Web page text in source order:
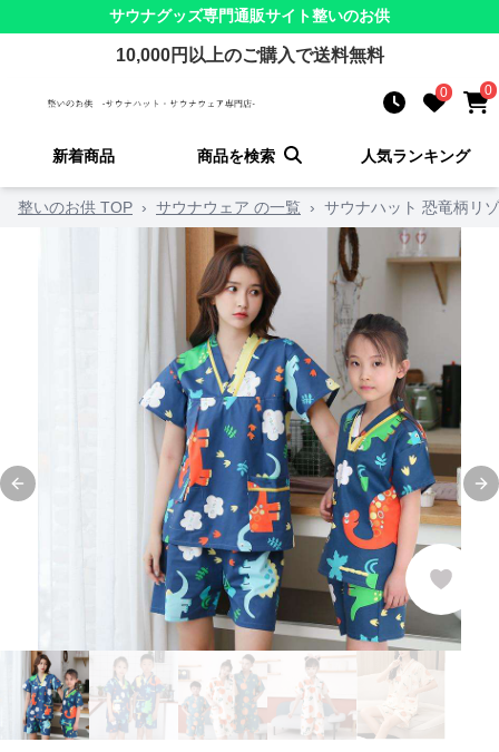
サウナグッズ専門通販サイト整いのお供
10,000円以上のご購入で送料無料
0 0
新着商品 商品を検索 人気ランキング
整いのお供 TOP › サウナウェア の一覧 › サウナハット 恐竜柄リ
Previous slide